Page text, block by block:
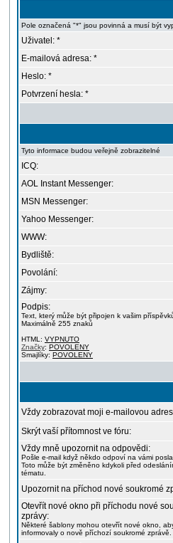
Pole označená "*" jsou povinná a musí být
Uživatel: *
E-mailová adresa: *
Heslo: *
Potvrzení hesla: *
Tyto informace budou veřejně zobrazitelné
ICQ:
AOL Instant Messenger:
MSN Messenger:
Yahoo Messenger:
WWW:
Bydliště:
Povolání:
Zájmy:
Podpis:
Text, který může být připojen k vašim
Maximálně 255 znaků
HTML: VYPNUTO
Značky: POVOLENY
Smajlíky: POVOLENY
Vždy zobrazovat moji e-mailovou
Skrýt vaší přítomnost ve fóru:
Vždy mně upozornit na odpovědi:
Pošle e-mail když někdo odpoví na vámi
Toto může být změněno kdykoli před
tématu.
Upozornit na příchod nové soukromé
Otevřít nové okno při příchodu nové
zprávy:
Některé šablony mohou otevřít nové okno,
informovaly o nově příchozí soukromé zprávě.